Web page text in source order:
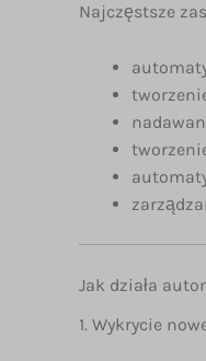
Najczęstsze
Jak działa
1. Wykrycie